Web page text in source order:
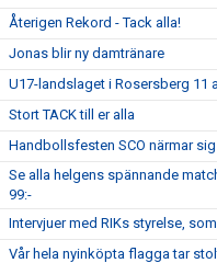
Återigen Rekord - Tack alla!
Jonas blir ny damtränare
U17-landslaget i Rosersberg 11
Stort TACK till er alla
Handbollsfesten SCO närmar
Se alla helgens spännande
99:-
Intervjuer med RIKs styrelse,
Vår hela nyinköpta flagga tar